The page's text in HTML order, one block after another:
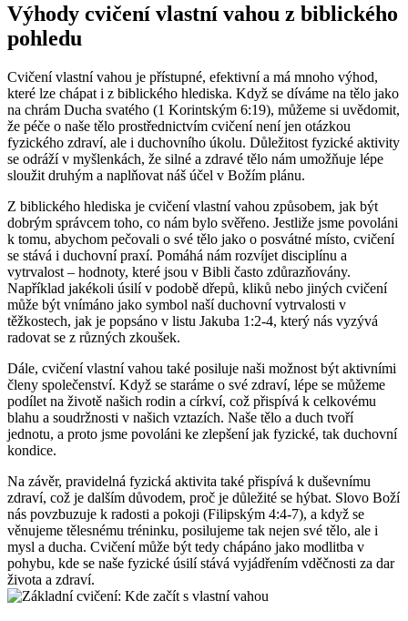
Výhody cvičení vlastní vahou z biblického
pohledu
Cvičení vlastní vahou je přístupné, efektivní a má mnoho výhod,
které lze chápat i z biblického hlediska. Když se díváme na tělo jako
na chrám Ducha svatého (1 Korintským 6:19), můžeme si uvědomit,
že péče o naše tělo prostřednictvím cvičení není jen otázkou
fyzického zdraví, ale i duchovního úkolu. Důležitost fyzické aktivity
se odráží v myšlenkách, že silné a zdravé tělo nám umožňuje lépe
sloužit druhým a naplňovat náš účel v Božím plánu.
Z biblického hlediska je cvičení vlastní vahou způsobem, jak být
dobrým správcem toho, co nám bylo svěřeno. Jestliže jsme povoláni
k tomu, abychom pečovali o své tělo jako o posvátné místo, cvičení
se stává i duchovní praxí. Pomáhá nám rozvíjet disciplínu a
vytrvalost – hodnoty, které jsou v Bibli často zdůrazňovány.
Například jakékoli úsilí v podobě dřepů, kliků nebo jiných cvičení
může být vnímáno jako symbol naší duchovní vytrvalosti v
těžkostech, jak je popsáno v listu Jakuba 1:2-4, který nás vyzývá
radovat se z různých zkoušek.
Dále, cvičení vlastní vahou také posiluje naši možnost být aktivními
členy společenství. Když se staráme o své zdraví, lépe se můžeme
podílet na životě našich rodin a církví, což přispívá k celkovému
blahu a soudržnosti v našich vztazích. Naše tělo a duch tvoří
jednotu, a proto jsme povoláni ke zlepšení jak fyzické, tak duchovní
kondice.
Na závěr, pravidelná fyzická aktivita také přispívá k duševnímu
zdraví, což je dalším důvodem, proč je důležité se hýbat. Slovo Boží
nás povzbuzuje k radosti a pokoji (Filipským 4:4-7), a když se
věnujeme tělesnému tréninku, posilujeme tak nejen své tělo, ale i
mysl a ducha. Cvičení může být tedy chápáno jako modlitba v
pohybu, kde se naše fyzické úsilí stává vyjádřením vděčnosti za dar
života a zdraví.